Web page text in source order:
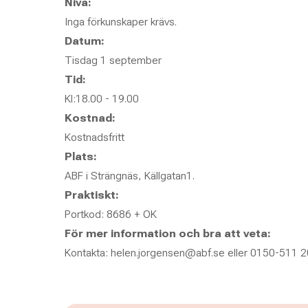
Inga förkunskaper krävs.
Datum:
Tisdag 1 september
Tid:
Kl:18.00 - 19.00
Kostnad:
Kostnadsfritt
Plats:
ABF i Strängnäs, Källgatan1.
Praktiskt:
Portkod: 8686 + OK
För mer information och bra att veta:
Kontakta: helen.jorgensen@abf.se eller 0150-511